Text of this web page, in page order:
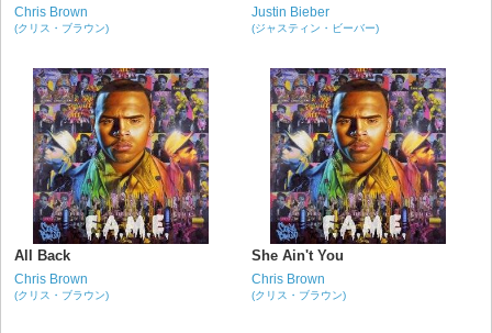
Chris Brown
(クリス・ブラウン)
Justin Bieber
(ジャスティン・ビーバー)
All Back
Chris Brown
(クリス・ブラウン)
She Ain't You
Chris Brown
(クリス・ブラウン)